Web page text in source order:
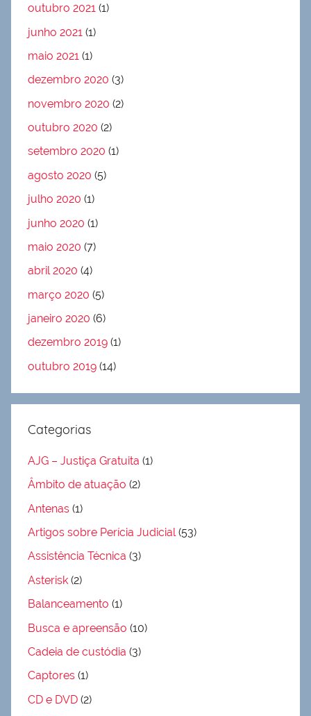
outubro 2021 (1)
junho 2021 (1)
maio 2021 (1)
dezembro 2020 (3)
novembro 2020 (2)
outubro 2020 (2)
setembro 2020 (1)
agosto 2020 (5)
julho 2020 (1)
junho 2020 (1)
maio 2020 (7)
abril 2020 (4)
março 2020 (5)
janeiro 2020 (6)
dezembro 2019 (1)
outubro 2019 (14)
Categorias
AJG – Justiça Gratuita (1)
Âmbito de atuação (2)
Antenas (1)
Artigos sobre Perícia Judicial(53)
Assistência Técnica (3)
Asterisk (2)
Balanceamento (1)
Busca e apreensão (10)
Cadeia de custódia (3)
Captores (1)
CD e DVD (2)